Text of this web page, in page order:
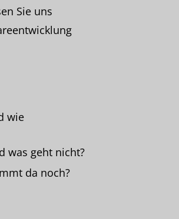
Sie uns
wie
was geht nicht?
da noch?